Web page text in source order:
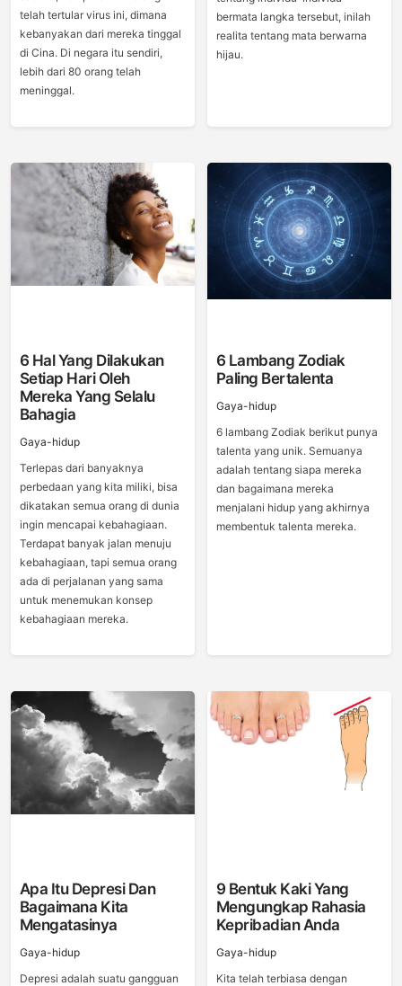
telah tertular virus ini, dimana
kebanyakan dari mereka tinggal
di Cina. Di negara itu sendiri,
lebih dari 80 orang telah
meninggal.
bermata langka tersebut, inilah
realita tentang mata berwarna
hijau.
6 Hal Yang Dilakukan
Setiap Hari Oleh
Mereka Yang Selalu
Bahagia
Gaya-hidup
Terlepas dari banyaknya
perbedaan yang kita miliki, bisa
dikatakan semua orang di dunia
ingin mencapai kebahagiaan.
Terdapat banyak jalan menuju
kebahagiaan, tapi semua orang
ada di perjalanan yang sama
untuk menemukan konsep
kebahagiaan mereka.
6 Lambang Zodiak
Paling Bertalenta
Gaya-hidup
6 lambang Zodiak berikut punya
talenta yang unik. Semuanya
adalah tentang siapa mereka
dan bagaimana mereka
menjalani hidup yang akhirnya
membentuk talenta mereka.
Apa Itu Depresi Dan
Bagaimana Kita
Mengatasinya
Gaya-hidup
Depresi adalah suatu gangguan
9 Bentuk Kaki Yang
Mengungkap Rahasia
Kepribadian Anda
Gaya-hidup
Kita telah terbiasa dengan